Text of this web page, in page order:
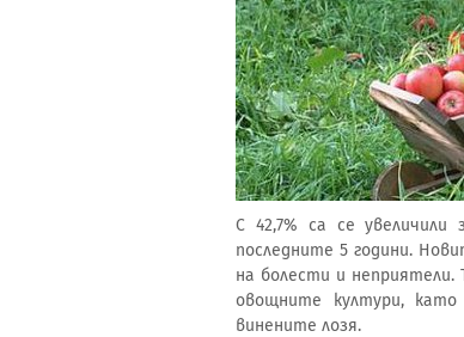
С 42,7% са се
последните 5 години.
на болести и неприятели.
овощните култури,
винените лозя.